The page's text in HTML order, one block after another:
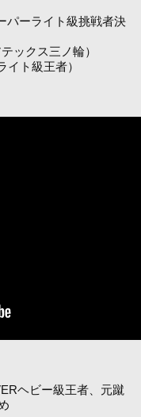
ーライト級挑戦者決
ックス三ノ輪）
ト級王者）
ヘビー級王者、元蹴